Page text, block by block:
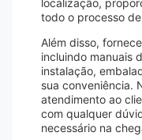
localização,
todo o processo
Além disso,
incluindo manuais
instalação,
sua conveniência.
atendimento ao
com qualquer
necessário na